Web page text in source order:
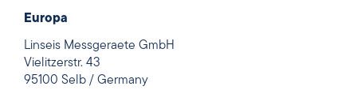
Europa
Linseis Messgeraete GmbH
Vielitzerstr. 43
95100 Selb / Germany